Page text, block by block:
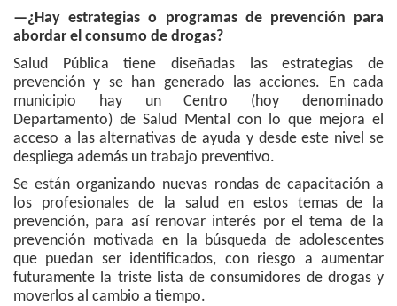
—¿Hay estrategias o programas de prevención para
abordar el consumo de drogas?
Salud Pública tiene diseñadas las estrategias de
prevención y se han generado las acciones. En cada
municipio hay un Centro (hoy denominado
Departamento) de Salud Mental con lo que mejora el
acceso a las alternativas de ayuda y desde este nivel se
despliega además un trabajo preventivo.
Se están organizando nuevas rondas de capacitación a
los profesionales de la salud en estos temas de la
prevención, para así renovar interés por el tema de la
prevención motivada en la búsqueda de adolescentes
que puedan ser identificados, con riesgo a aumentar
futuramente la triste lista de consumidores de drogas y
moverlos al cambio a tiempo.